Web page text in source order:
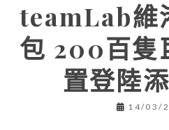
teamLab維
包 200百隻
置登陸
14/03/